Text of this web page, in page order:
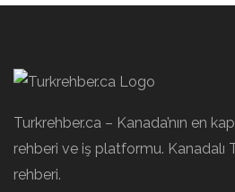
Turkrehber.ca – Kanada’nın en
rehberi ve iş platformu. Kanadalı
rehberi.